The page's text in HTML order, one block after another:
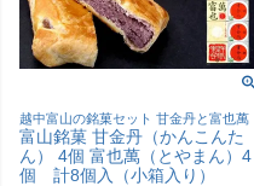
越中富山の銘菓セット 甘金丹と富也萬
富山銘菓 甘金丹（かんこんた
ん） 4個 富也萬（とやまん）4
個 計8個入（小箱入り）